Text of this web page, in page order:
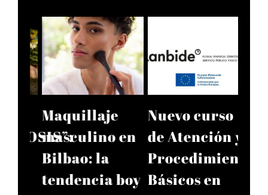
Nuevo curso
de Atención y
Procedimientos
Básicos en
Colorimetría
profesional
en
peluquería: la